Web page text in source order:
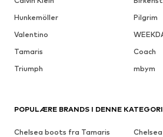
Hunkemöller
Pilgrim
Valentino
Tamaris
Coach
Triumph
mbym
POPULÆRE BRANDS I DENNE KATEGORI
Chelsea boots fra Tamaris